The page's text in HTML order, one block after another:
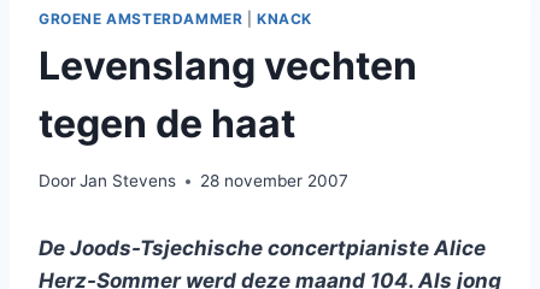
GROENE AMSTERDAMMER |KNACK
Levenslang vechten
tegen de haat
DoorJan Stevens 28 november 2007
De Joods-Tsjechische concertpianiste Alice
Herz-Sommer werd deze maand 104. Als jong